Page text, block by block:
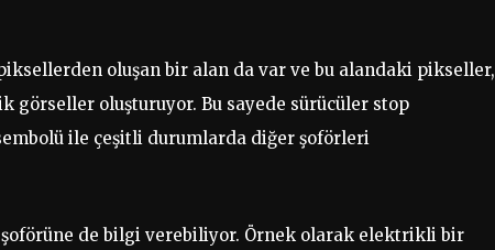
oluşan bir alan da var ve bu alandaki pikseller,
görseller oluşturuyor. Bu sayede sürücüler stop
ile çeşitli durumlarda diğer şoförleri
şoförüne de bilgi verebiliyor. Örnek olarak elektrikli bir